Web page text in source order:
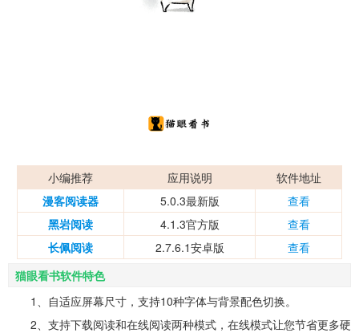
小编推荐 应用说明
软件地址
漫客阅读器
5.0.3最新版
查看
黑岩阅读
4.1.3官方版
查看
长佩阅读
2.7.6.1安卓版
查看
猫眼看书软件特色
1、自适应屏幕尺寸，支持10种字体与背景配色切换。
2、支持下载阅读和在线阅读两种模式，在线模式让您节省更多硬